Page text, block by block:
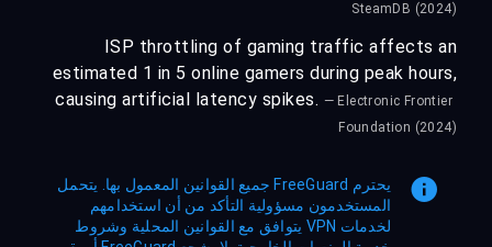
SteamDB (2024)
ISP throttling of gaming traffic affects an
estimated 1 in 5 online gamers during peak hours,
causing artificial latency spikes. — Electronic Frontier
Foundation (2024)
يحترم FreeGuard جميع القوانين المعمول بها. يتحمل
المستخدمون مسؤولية التأكد من أن استخدامهم
لخدمات VPN يتوافق مع القوانين المحلية وشروط